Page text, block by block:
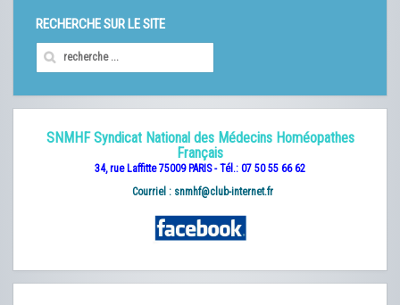
RECHERCHE SUR LE SITE
SNMHF Syndicat National des Médecins Homéopathes
Français
34, rue Laffitte 75009 PARIS - Tél.: 07 50 55 66 62
Courriel : snmhf@club-internet.fr